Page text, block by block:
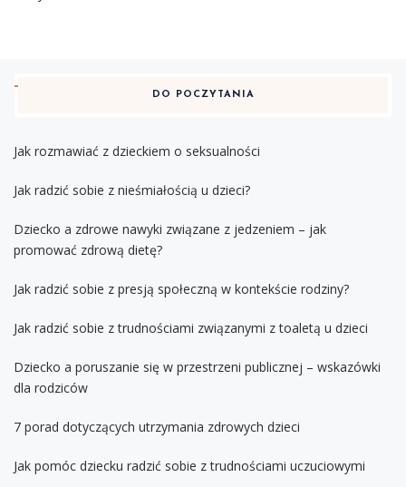
DO POCZYTANIA
Jak rozmawiać z dzieckiem o seksualności
Jak radzić sobie z nieśmiałością u dzieci?
Dziecko a zdrowe nawyki związane z jedzeniem – jak
promować zdrową dietę?
Jak radzić sobie z presją społeczną w kontekście rodziny?
Jak radzić sobie z trudnościami związanymi z toaletą u dzieci
Dziecko a poruszanie się w przestrzeni publicznej – wskazówki
dla rodziców
7 porad dotyczących utrzymania zdrowych dzieci
Jak pomóc dziecku radzić sobie z trudnościami uczuciowymi